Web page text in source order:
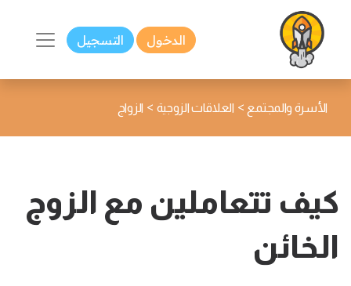
الدخول التسجيل
الأسرة والمجتمع > العلاقات الزوجية > الزواج
كيف تتعاملين مع الزوج
الخائن